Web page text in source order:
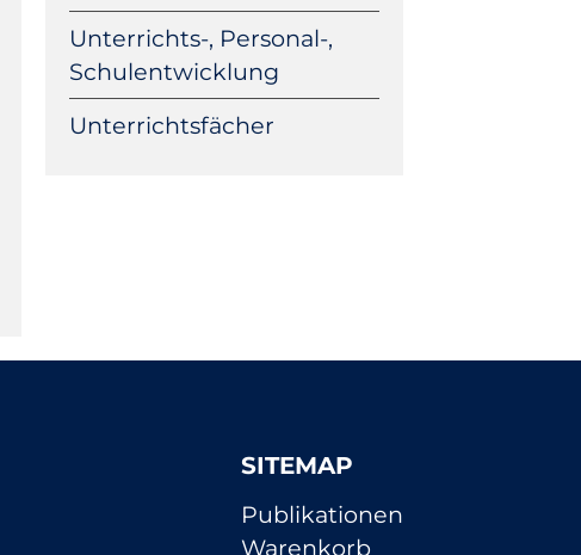
Unterrichts-, Personal-,
Schulentwicklung
Unterrichtsfächer
SITEMAP
Navigation
überspringen
Publikationen
Warenkorb